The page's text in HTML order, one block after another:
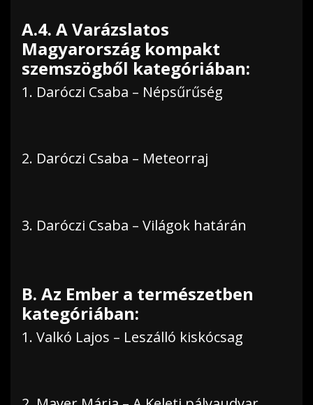
A.4. A Varázslatos
Magyarország kompakt
szemszögből kategóriában:
1. Daróczi Csaba – Népsűrűség
2. Daróczi Csaba – Meteorraj
3. Daróczi Csaba – Világok határán
B. Az Ember a természetben
kategóriában:
1. Valkó Lajos – Leszálló kiskócsag